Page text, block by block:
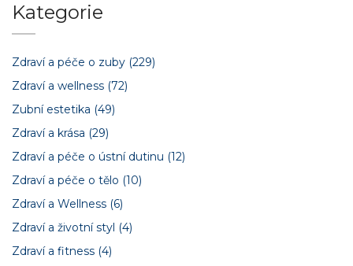
Kategorie
Zdraví a péče o zuby (229)
Zdraví a wellness (72)
Zubní estetika (49)
Zdraví a krása (29)
Zdraví a péče o ústní dutinu (12)
Zdraví a péče o tělo (10)
Zdraví a Wellness (6)
Zdraví a životní styl (4)
Zdraví a fitness (4)